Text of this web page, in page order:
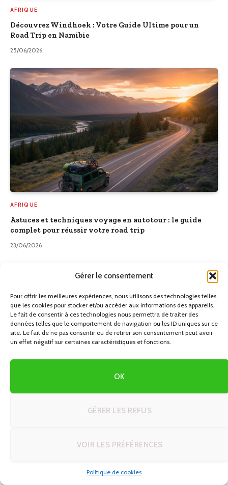
Gérer le consentement
Pour offrir les meilleures expériences, nous utilisons des technologies telles
que les cookies pour stocker et/ou accéder aux informations des appareils.
Le fait de consentir à ces technologies nous permettra de traiter des
données telles que le comportement de navigation ou les ID uniques sur ce
site. Le fait de ne pas consentir ou de retirer son consentement peut avoir
un effet négatif sur certaines caractéristiques et fonctions.
OK
GÉRER LES REFUS
VOIR LES PRÉFÉRENCES
Politique de cookies
AFRIQUE
Découvrez Windhoek : Votre Guide Ultime pour un
Road Trip en Namibie
25/06/2026
AFRIQUE
Astuces et techniques voyage en autotour : le guide
complet pour réussir votre road trip
23/06/2026
A PROPOS DE L’AGENCE
Autotours.fr est plus qu'un site, c'est votre passeport pour des
voyages exceptionnels sur les routes du monde. Rejoignez notre